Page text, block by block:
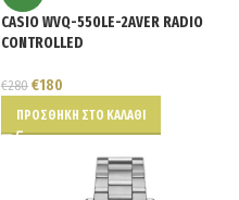
CASIO WVQ-550LE-2AVER RADIO
CONTROLLED
€280 €180
ΠΡΟΣΘΉΚΗ ΣΤΟ ΚΑΛΆΘΙ